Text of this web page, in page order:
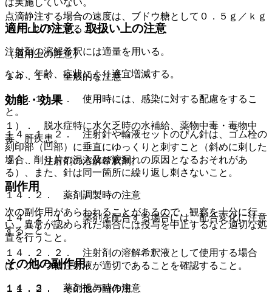
は実施していない。
適用上の注意、取扱い上の注意
（適用上の注意）
１４．１． 全般的な注意
１４．１．１． 使用時には、感染に対する配慮をするこ
と。
１４．１．２． 注射針や輸液セットのびん針は、ゴム栓の
刻印部（凹部）に垂直にゆっくりと刺すこと（斜めに刺した
場合、削り片の混入及び液漏れの原因となるおそれがあ
る）、また、針は同一箇所に繰り返し刺さないこと。
１４．２． 薬剤調製時の注意
１４．２．１． 薬剤を配合する場合には、配合変化に注意
すること。
１４．２．２． 注射剤の溶解希釈液として使用する場合
は、ブドウ糖注射液が適切であることを確認すること。
１４．３． 薬剤投与時の注意
点滴静注する場合の速度は、ブドウ糖として０．５ｇ／ｋｇ
／ｈｒ以下とすること。
注射剤の溶解希釈には適量を用いる。
なお、年齢、症状により適宜増減する。
効能・効果
１）． 脱水症特に水欠乏時の水補給、薬物中毒・毒物中
毒、肝疾患。
２）． 注射剤の溶解希釈剤。
副作用
次の副作用があらわれることがあるので、観察を十分に行
い、異常が認められた場合には投与を中止するなど適切な処
置を行うこと。
その他の副作用
１１．２． その他の副作用